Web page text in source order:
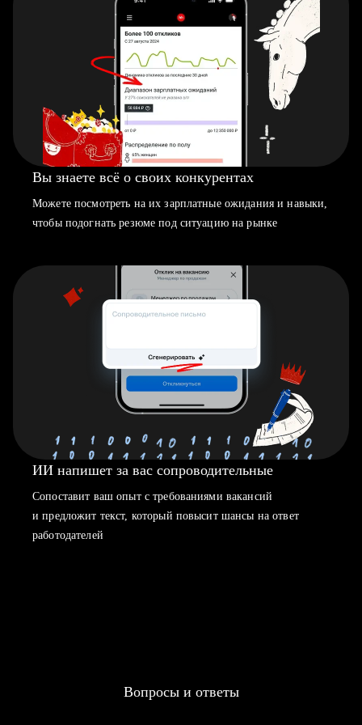
Вы знаете всё о своих конкурентах
Можете посмотреть на их зарплатные ожидания и навыки,
чтобы подогнать резюме под ситуацию на рынке
ИИ напишет за вас сопроводительные
Сопоставит ваш опыт с требованиями вакансий
и предложит текст, который повысит шансы на ответ
работодателей
Вопросы и ответы